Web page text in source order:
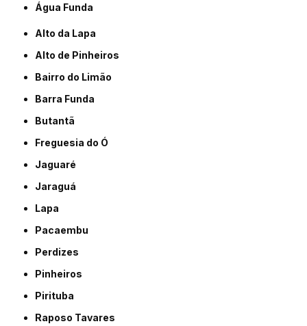
Água Funda
Alto da Lapa
Alto de Pinheiros
Bairro do Limão
Barra Funda
Butantã
Freguesia do Ó
Jaguaré
Jaraguá
Lapa
Pacaembu
Perdizes
Pinheiros
Pirituba
Raposo Tavares